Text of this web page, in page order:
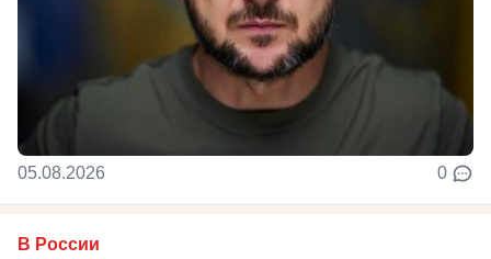
05.08.2026 0
В России